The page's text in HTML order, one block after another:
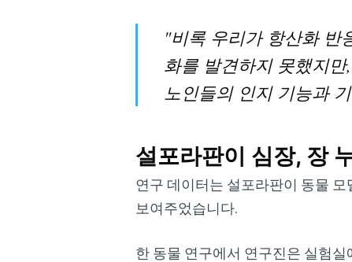
"비록 우리가 항산화 반
화를 발견하지 못했지
노인들의 인지 기능과
설포라판이 심장, 장
연구 데이터는 설포라판이 동물
보여주었습니다.
한 동물 연구에서 연구진은 실험